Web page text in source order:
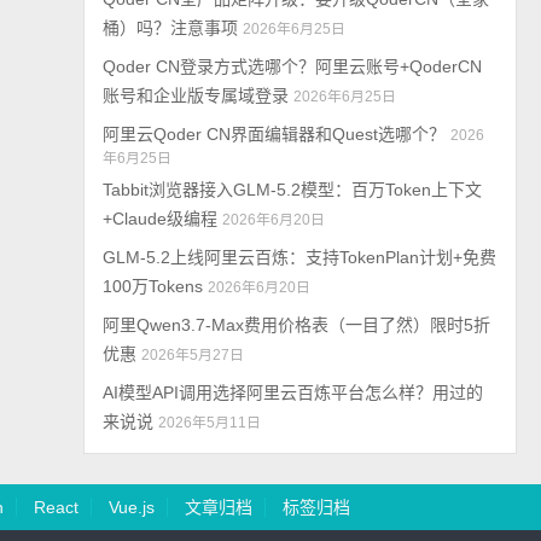
桶）吗？注意事项 2026年6月25日
Qoder CN登录方式选哪个？阿里云账号+QoderCN
账号和企业版专属域登录 2026年6月25日
阿里云Qoder CN界面编辑器和Quest选哪个？
2026
年6月25日
Tabbit浏览器接入GLM-5.2模型：百万Token上下文
+Claude级编程 2026年6月20日
GLM-5.2上线阿里云百炼：支持TokenPlan计划+免费
100万Tokens 2026年6月20日
阿里Qwen3.7-Max费用价格表（一目了然）限时5折
优惠 2026年5月27日
AI模型API调用选择阿里云百炼平台怎么样？用过的
来说说 2026年5月11日
React Vue.js 文章归档 标签归档